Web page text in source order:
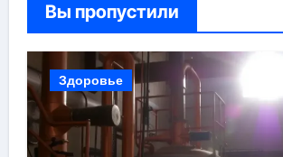
Вы пропустили
Здоровье